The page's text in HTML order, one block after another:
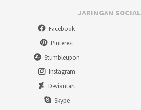
JARINGAN SOCIAL
Facebook
Pinterest
Stumbleupon
Instagram
Deviantart
Skype